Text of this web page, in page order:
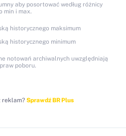
aby posortować według różnicy
min i max.
historycznego maksimum
historycznego minimum
notowań archiwalnych uwzględniają
poboru.
reklam? Sprawdź BR Plus